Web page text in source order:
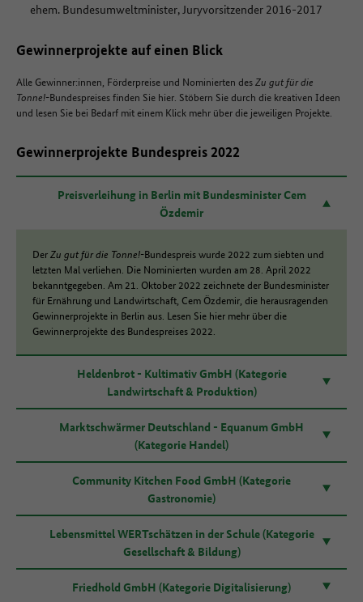
ehem. Bundesumweltminister, Juryvorsitzender 2016-2017
Gewinnerprojekte auf einen Blick
Alle Gewinner:innen, Förderpreise und Nominierten desZu gut für die
Tonne!-Bundespreises finden Sie hier. Stöbern Sie durch die kreativen Ideen
und lesen Sie bei Bedarf mit einem Klick mehr über die jeweiligen Projekte.
Gewinnerprojekte Bundespreis 2022
Preisverleihung in Berlin mit Bundesminister Cem
Özdemir
DerZu gut für die Tonne!-Bundespreis wurde 2022 zum siebten und
letzten Mal verliehen. Die Nominierten wurden am 28. April 2022
bekanntgegeben. Am 21. Oktober 2022 zeichnete der Bundesminister
für Ernährung und Landwirtschaft, Cem Özdemir, die herausragenden
Gewinnerprojekte in Berlin aus. Lesen Sie hier mehr über die
Gewinnerprojekte des Bundespreises 2022.
Heldenbrot - Kultimativ GmbH (Kategorie
Landwirtschaft & Produktion)
Marktschwärmer Deutschland - Equanum GmbH
(Kategorie Handel)
Community Kitchen Food GmbH (Kategorie
Gastronomie)
Lebensmittel WERTschätzen in der Schule (Kategorie
Gesellschaft & Bildung)
Friedhold GmbH (Kategorie Digitalisierung)